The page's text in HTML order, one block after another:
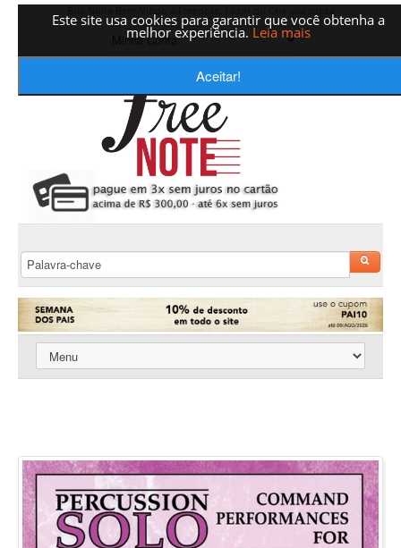
Este site usa cookies para garantir que você obtenha a
melhor experiência. Leia mais
Aceitar!